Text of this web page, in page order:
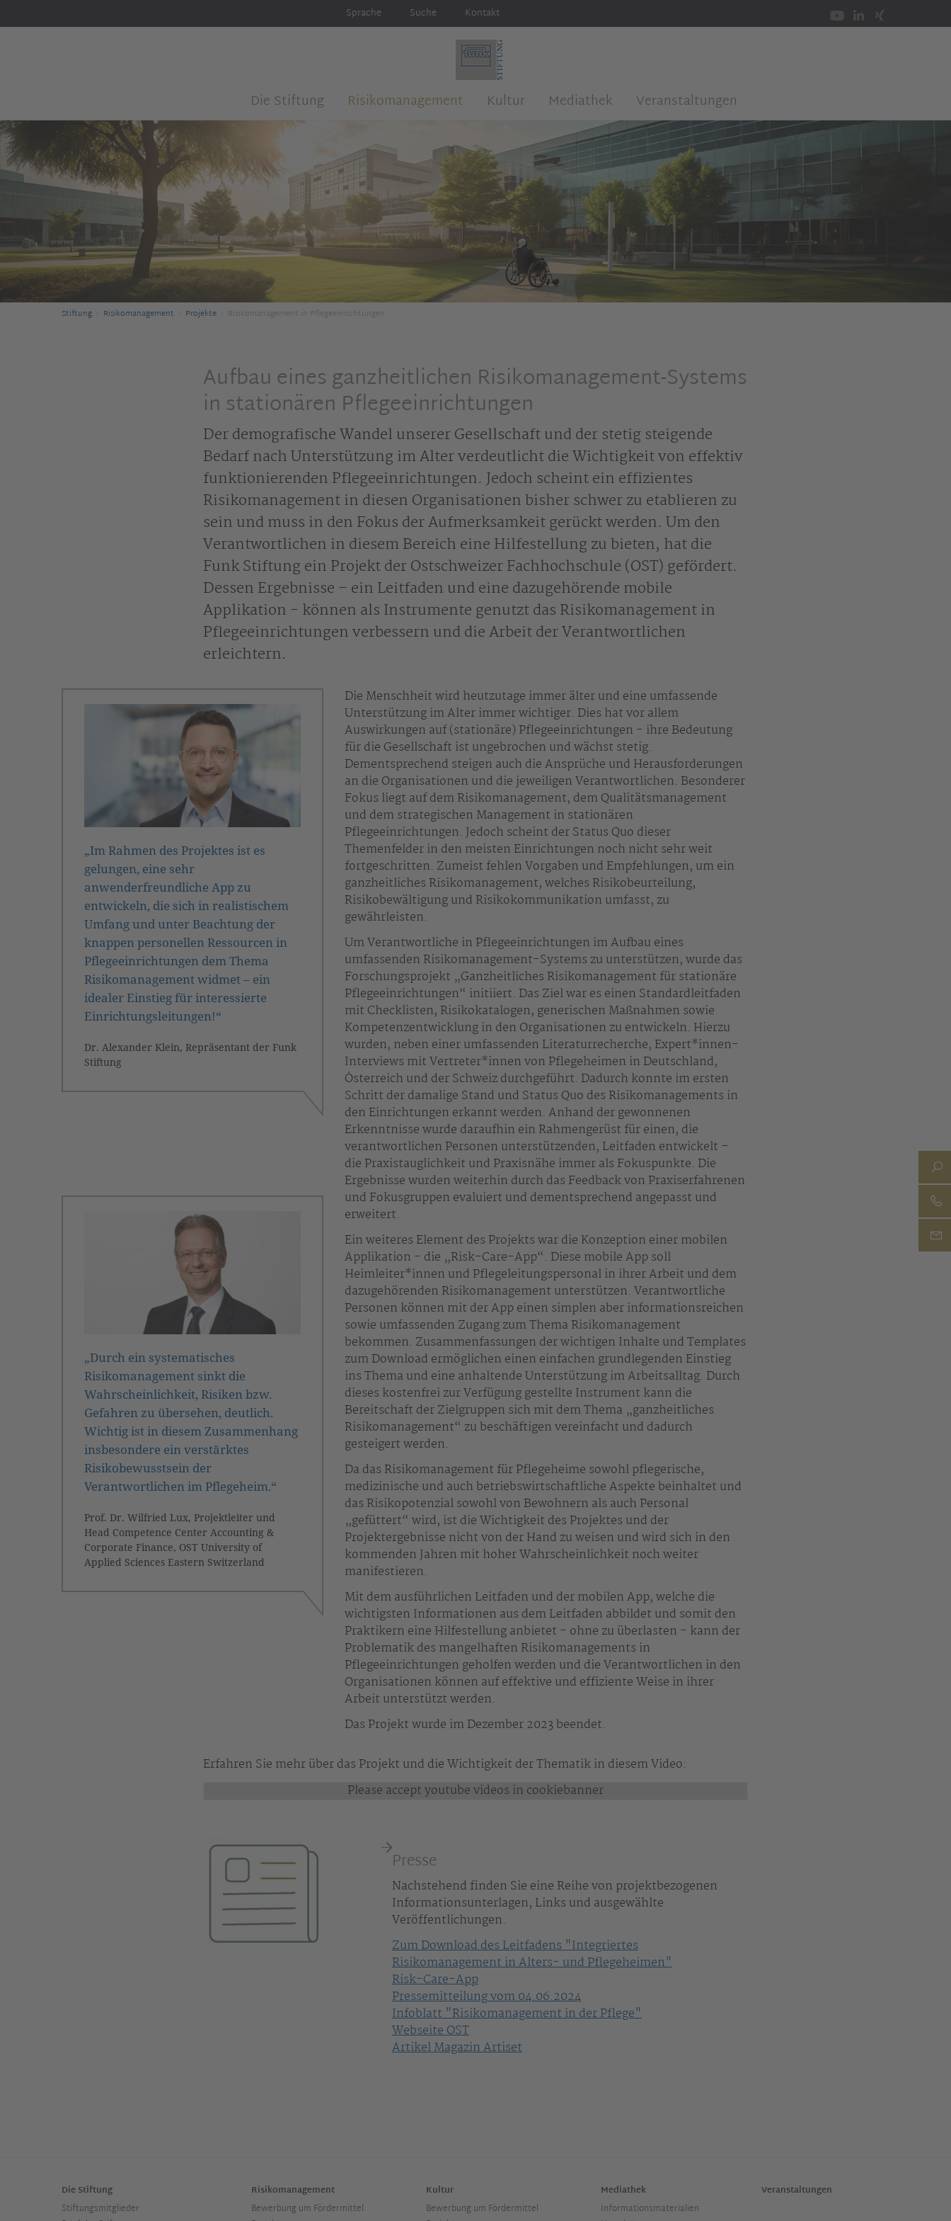
Sprache Suche Kontakt
Die Stiftung Risikomanagement Kultur Mediathek Veranstaltungen
Stiftung Risikomanagement Projekte Risikomanagement in Pflegeeinrichtungen
Aufbau eines ganzheitlichen Risikomanagement-Systems
in stationären Pflegeeinrichtungen
Der demografische Wandel unserer Gesellschaft und der stetig steigende
Bedarf nach Unterstützung im Alter verdeutlicht die Wichtigkeit von effektiv
funktionierenden Pflegeeinrichtungen. Jedoch scheint ein effizientes
Risikomanagement in diesen Organisationen bisher schwer zu etablieren zu
sein und muss in den Fokus der Aufmerksamkeit gerückt werden. Um den
Verantwortlichen in diesem Bereich eine Hilfestellung zu bieten, hat die
Funk Stiftung ein Projekt der Ostschweizer Fachhochschule (OST) gefördert.
Dessen Ergebnisse – ein Leitfaden und eine dazugehörende mobile
Applikation - können als Instrumente genutzt das Risikomanagement in
Pflegeeinrichtungen verbessern und die Arbeit der Verantwortlichen
erleichtern.
„Im Rahmen des Projektes ist es
gelungen, eine sehr
anwenderfreundliche App zu
entwickeln, die sich in realistischem
Umfang und unter Beachtung der
knappen personellen Ressourcen in
Pflegeeinrichtungen dem Thema
Risikomanagement widmet – ein
idealer Einstieg für interessierte
Einrichtungsleitungen!“
Dr. Alexander Klein, Repräsentant der Funk
Stiftung
„Durch ein systematisches
Risikomanagement sinkt die
Wahrscheinlichkeit, Risiken bzw.
Gefahren zu übersehen, deutlich.
Wichtig ist in diesem Zusammenhang
insbesondere ein verstärktes
Risikobewusstsein der
Verantwortlichen im Pflegeheim.“
Prof. Dr. Wilfried Lux, Projektleiter und
Head Competence Center Accounting &
Corporate Finance, OST University of
Applied Sciences Eastern Switzerland
Die Menschheit wird heutzutage immer älter und eine umfassende
Unterstützung im Alter immer wichtiger. Dies hat vor allem
Auswirkungen auf (stationäre) Pflegeeinrichtungen - ihre Bedeutung
für die Gesellschaft ist ungebrochen und wächst stetig.
Dementsprechend steigen auch die Ansprüche und Herausforderungen
an die Organisationen und die jeweiligen Verantwortlichen. Besonderer
Fokus liegt auf dem Risikomanagement, dem Qualitätsmanagement
und dem strategischen Management in stationären
Pflegeeinrichtungen. Jedoch scheint der Status Quo dieser
Themenfelder in den meisten Einrichtungen noch nicht sehr weit
fortgeschritten. Zumeist fehlen Vorgaben und Empfehlungen, um ein
ganzheitliches Risikomanagement, welches Risikobeurteilung,
Risikobewältigung und Risikokommunikation umfasst, zu
gewährleisten.
Um Verantwortliche in Pflegeeinrichtungen im Aufbau eines
umfassenden Risikomanagement-Systems zu unterstützen, wurde das
Forschungsprojekt „Ganzheitliches Risikomanagement für stationäre
Pflegeeinrichtungen“ initiiert. Das Ziel war es einen Standardleitfaden
mit Checklisten, Risikokatalogen, generischen Maßnahmen sowie
Kompetenzentwicklung in den Organisationen zu entwickeln. Hierzu
wurden, neben einer umfassenden Literaturrecherche, Expert*innen-
Interviews mit Vertreter*innen von Pflegeheimen in Deutschland,
Österreich und der Schweiz durchgeführt. Dadurch konnte im ersten
Schritt der damalige Stand und Status Quo des Risikomanagements in
den Einrichtungen erkannt werden. Anhand der gewonnenen
Erkenntnisse wurde daraufhin ein Rahmengerüst für einen, die
verantwortlichen Personen unterstützenden, Leitfaden entwickelt –
die Praxistauglichkeit und Praxisnähe immer als Fokuspunkte. Die
Ergebnisse wurden weiterhin durch das Feedback von Praxiserfahrenen
und Fokusgruppen evaluiert und dementsprechend angepasst und
erweitert.
Ein weiteres Element des Projekts war die Konzeption einer mobilen
Applikation - die „Risk-Care-App“. Diese mobile App soll
Heimleiter*innen und Pflegeleitungspersonal in ihrer Arbeit und dem
dazugehörenden Risikomanagement unterstützen. Verantwortliche
Personen können mit der App einen simplen aber informationsreichen
sowie umfassenden Zugang zum Thema Risikomanagement
bekommen. Zusammenfassungen der wichtigen Inhalte und Templates
zum Download ermöglichen einen einfachen grundlegenden Einstieg
ins Thema und eine anhaltende Unterstützung im Arbeitsalltag. Durch
dieses kostenfrei zur Verfügung gestellte Instrument kann die
Bereitschaft der Zielgruppen sich mit dem Thema „ganzheitliches
Risikomanagement“ zu beschäftigen vereinfacht und dadurch
gesteigert werden.
Da das Risikomanagement für Pflegeheime sowohl pflegerische,
medizinische und auch betriebswirtschaftliche Aspekte beinhaltet und
das Risikopotenzial sowohl von Bewohnern als auch Personal
„gefüttert“ wird, ist die Wichtigkeit des Projektes und der
Projektergebnisse nicht von der Hand zu weisen und wird sich in den
kommenden Jahren mit hoher Wahrscheinlichkeit noch weiter
manifestieren.
Mit dem ausführlichen Leitfaden und der mobilen App, welche die
wichtigsten Informationen aus dem Leitfaden abbildet und somit den
Praktikern eine Hilfestellung anbietet - ohne zu überlasten - kann der
Problematik des mangelhaften Risikomanagements in
Pflegeeinrichtungen geholfen werden und die Verantwortlichen in den
Organisationen können auf effektive und effiziente Weise in ihrer
Arbeit unterstützt werden.
Das Projekt wurde im Dezember 2023 beendet.
Erfahren Sie mehr über das Projekt und die Wichtigkeit der Thematik in diesem Video:
Please accept youtube videos in cookiebanner
Presse
Nachstehend finden Sie eine Reihe von projektbezogenen
Informationsunterlagen, Links und ausgewählte
Veröffentlichungen.
Zum Download des Leitfadens "Integriertes
Risikomanagement in Alters- und Pflegeheimen"
Risk-Care-App
Pressemitteilung vom 04.06.2024
Infoblatt "Risikomanagement in der Pflege"
Webseite OST
Artikel Magazin Artiset
Die Stiftung
Stiftungsmitglieder
Risikomanagement
Bewerbung um Fördermittel
Kultur
Bewerbung um Fördermittel
Mediathek
Informationsmaterialien
Veranstaltungen